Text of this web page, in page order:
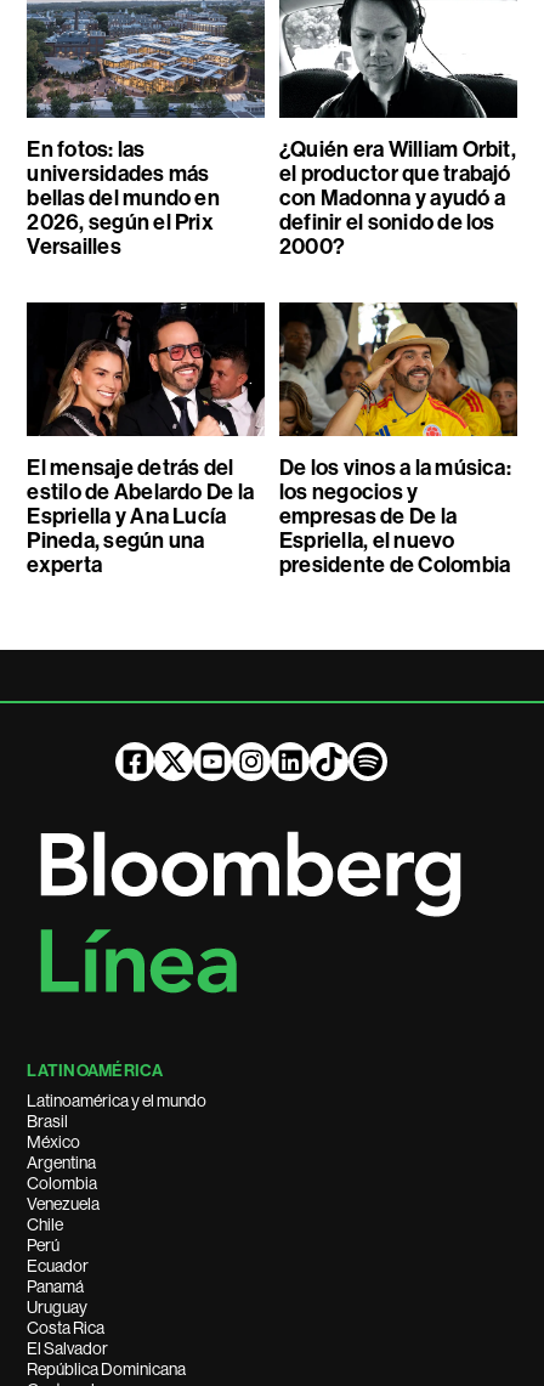
En fotos: las
universidades más
bellas del mundo en
2026, según el Prix
Versailles
¿Quién era William Orbit,
el productor que trabajó
con Madonna y ayudó a
definir el sonido de los
2000?
El mensaje detrás del
estilo de Abelardo De la
Espriella y Ana Lucía
Pineda, según una
experta
De los vinos a la música:
los negocios y
empresas de De la
Espriella, el nuevo
presidente de Colombia
LATINOAMÉRICA
Latinoamérica y el mundo
Brasil
México
Argentina
Colombia
Venezuela
Chile
Perú
Ecuador
Panamá
Uruguay
Costa Rica
El Salvador
República Dominicana